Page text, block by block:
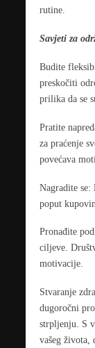
rutine.
Savjeti za
Budite
preskočiti
prilika da se
Pratite
za praćenje
povećava
Nagradite se:
poput
Pronađite
ciljeve.
motivacije.
Stvaranje
dugoročni
strpljenju. S
vašeg života,